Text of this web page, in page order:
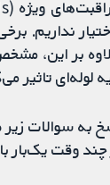
بر این،
لوله‌ای تاثیر